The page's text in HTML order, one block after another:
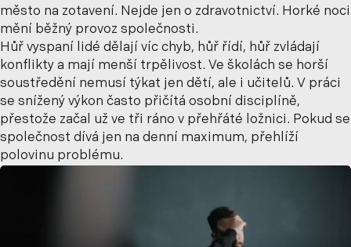
město na zotavení. Nejde jen o zdravotnictví. Horké noci
mění běžný provoz společnosti.
Hůř vyspaní lidé dělají víc chyb, hůř řídí, hůř zvládají
konflikty a mají menší trpělivost. Ve školách se horší
soustředění nemusí týkat jen dětí, ale i učitelů. V práci
se snížený výkon často přičítá osobní disciplíně,
přestože začal už ve tři ráno v přehřáté ložnici. Pokud se
společnost dívá jen na denní maximum, přehlíží
polovinu problému.